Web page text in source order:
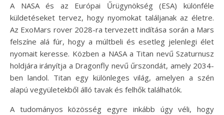
A NASA és az Európai Űrügynökség (ESA) különféle
küldetéseket tervez, hogy nyomokat találjanak az életre.
Az ExoMars rover 2028-ra tervezett indítása során a Mars
felszíne alá fúr, hogy a múltbeli és esetleg jelenlegi élet
nyomait keresse. Közben a NASA a Titan nevű Szaturnusz
holdjára irányítja a Dragonfly nevű űrszondát, amely 2034-
ben landol. Titan egy különleges világ, amelyen a szén
alapú vegyületekből álló tavak és felhők találhatók.
A tudományos közösség egyre inkább úgy véli, hogy